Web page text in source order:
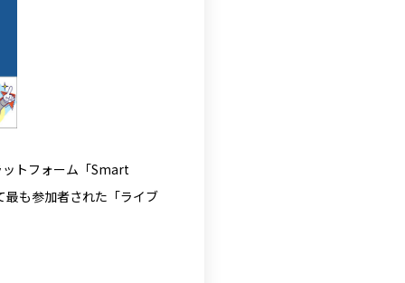
ットフォーム「Smart
も参加者された「ライブ